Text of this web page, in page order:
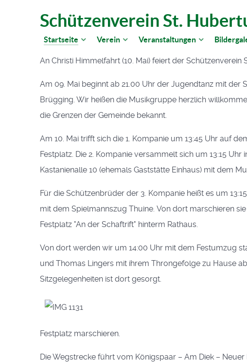
Schützenverein St.
Startseite Verein Veranstaltungen
An Christi Himmelfahrt (10. Mai) feiert der
Am 09. Mai beginnt ab 21.00 Uhr der Jugendtanz mit der
Brügging. Wir heißen die Musikgruppe herzlich
die Grenzen der Gemeinde bekannt.
Am 10. Mai trifft sich die 1. Kompanie um 13:45 Uhr auf
Festplatz. Die 2. Kompanie versammelt sich um 13:15 Uhr
Kastanienalle 10 (ehemals Gaststätte Einhaus) mit dem
Für die Schützenbrüder der 3. Kompanie heißt es um
mit dem Spielmannszug Thuine. Von dort marschieren
Festplatz "An der Schaftrift" hinterm Rathaus.
Von dort werden wir um 14:00 Uhr mit dem Festumzug
und Thomas Lingers mit ihrem Throngefolge zu Hause
Sitzgelegenheiten ist dort gesorgt.
Festplatz marschieren.
Die Wegstrecke führt vom Königspaar – Am Diek –